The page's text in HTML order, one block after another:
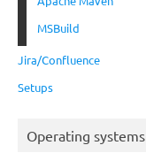
MSBuild
Jira/Confluence
Setups
Operating systems